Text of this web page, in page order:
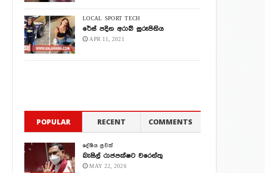
LOCAL SPORT TECH
රේස් පදින අරාබි සුරූපිනිය
APR 11, 2021
POPULAR RECENT COMMENTS
දේශිය පුවත්
බැසිල් රාජපක්ෂට වරෙන්තු
MAY 22, 2026